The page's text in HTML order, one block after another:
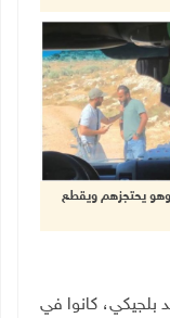
يحتجزهم ويقطع
وفد بلجيكي، كانوا في